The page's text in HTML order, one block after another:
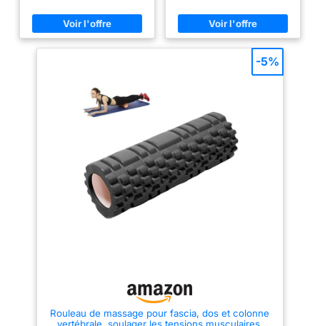
longue utilisation, idéal pour le
yoga et la relaxation
myofasciale COMPACT ET
PORTABLE : Le mini rouleau de
massage musculaire en mousse
a un diamètre de 8 cm et une
hauteur de 30 cm, ce qui le
déplacement. Le rouleau de
massage musculaire aide à une
récupération plus rapide et à
l'élimination des déchets
métaboliques après l'exercice.
TROIS TYPES DE MASSAGE : Le
rouleau de massage comporte
trois tailles et formes de points
LA CIRCULATION : le massage
la circulation sanguine dans la
zone traitée, ce qui contribue à
Rouleau de massage pour fascia, dos et colonne
vertébrale, soulager les tensions musculaires,
-5%